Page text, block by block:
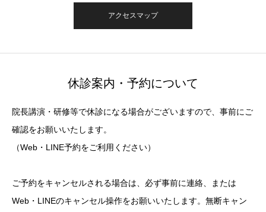
アクセスマップ
休診案内・予約について
院長講演・研修等で休診になる場合がございますので、事前にご
確認をお願いいたします。
（Web・LINE予約をご利用ください）
ご予約をキャンセルされる場合は、必ず事前に連絡、または
Web・LINEのキャンセル操作をお願いいたします。無断キャン